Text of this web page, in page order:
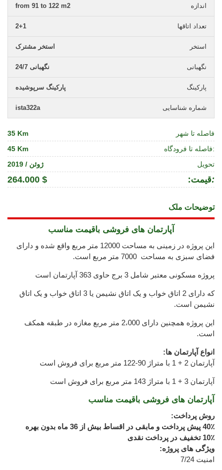
اندازه from 91 to 122 m2
تعداد اتاقها 2+1
استخر استخر مشترک
نگهبانی نگهبانی 24/7
پارکینگ پارکینگ سرپوشیده
شماره شناسایی ista322a
فاصله تا شهر
35 Km
فاصله تا فرودگاه:
45 Km
تحویل
ژوئن / 2019
:قیمت:
264.000 $
توضیحات ملک
آپارتمان های فروشی باقیمت مناسب
این پروژه در زمینی به مساحت 12000 متر مربع واقع شده و دارای
فضای سبزی به مساحت 7000 متر مربع است.
پروژه مسکونی معتبر شامل 3 برج حاوی 363 آپارتمان است
که دارای 2 اتاق خواب و یک اتاق نشیمن یا 3 اتاق خواب و یک اتاق
نشیمن است.
این پروژه همچنین دارای 2،000 متر مربع مغازه در طبقه همکف
است.
انواع آپارتمان ها:
آپارتمان 2 + 1 با متراژ 90-122 متر مربع برای فروش است
آپارتمان 3 + 1 با متراژ 143 متر مربع برای فروش است
آپارتمان های فروشی باقیمت مناسب
روش پرداخت:
40٪ پیش پرداخت و مابقی در اقساط بیش از 36 ماه بدون بهره
10٪ تخفیف در پرداخت نقدی
ویژگی های پروژه:
امنیت 7/24